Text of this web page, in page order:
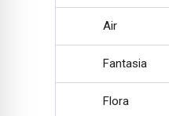
Air
Fantasia
Flora